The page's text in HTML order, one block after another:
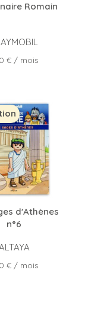
Romain
€/ mois
d'Athènes
n°6
€/ mois